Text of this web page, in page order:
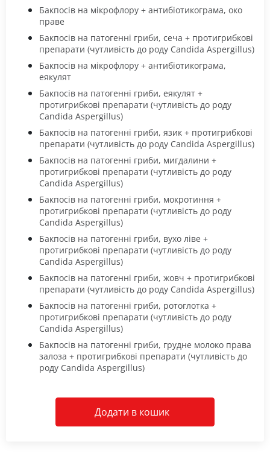
Бакпосів на мікрофлору + антибіотикограма, око
праве
Бакпосів на патогенні гриби, сеча + протигрибкові
препарати (чутливість до роду Candida Aspergillus)
Бакпосів на мікрофлору + антибіотикограма,
еякулят
Бакпосів на патогенні гриби, еякулят +
протигрибкові препарати (чутливість до роду
Candida Aspergillus)
Бакпосів на патогенні гриби, язик + протигрибкові
препарати (чутливість до роду Candida Aspergillus)
Бакпосів на патогенні гриби, мигдалини +
протигрибкові препарати (чутливість до роду
Candida Aspergillus)
Бакпосів на патогенні гриби, мокротиння +
протигрибкові препарати (чутливість до роду
Candida Aspergillus)
Бакпосів на патогенні гриби, вухо ліве +
протигрибкові препарати (чутливість до роду
Candida Aspergillus)
Бакпосів на патогенні гриби, жовч + протигрибкові
препарати (чутливість до роду Candida Aspergillus)
Бакпосів на патогенні гриби, ротоглотка +
протигрибкові препарати (чутливість до роду
Candida Aspergillus)
Бакпосів на патогенні гриби, грудне молоко права
залоза + протигрибкові препарати (чутливість до
роду Candida Aspergillus)
Додати в кошик